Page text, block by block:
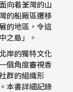
向着荃灣的山
的船厰區遷移
的地區，令這
之島」。
岸的獨特文化
個角度審視香
群的組織形
本書詳細記錄